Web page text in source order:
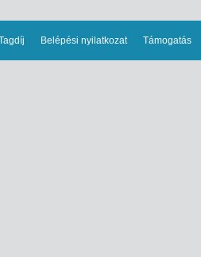
Belépési nyilatkozat Támogatás